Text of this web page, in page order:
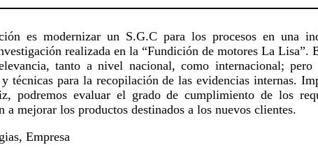
es modernizar un S.G.C para los procesos en una
realizada en la “Fundición de motores La Lisa”.
tanto a nivel nacional, como internacional;
técnicas para la recopilación de las evidencias internas.
podremos evaluar el grado de cumplimiento de los
a mejorar los productos destinados a los nuevos clientes.
Empresa